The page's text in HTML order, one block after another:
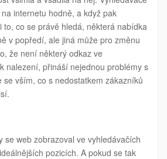
internetu hodně, a když pak
to, co se právě hledá, některá nabídka
v popředí, ale jiná může pro změnu
že není některý odkaz ve
nalezení, přináší nejednou problémy s
se vším, co s nedostatkem zákazníků
se web zobrazoval ve vyhledávačích
pozicích. A pokud se tak